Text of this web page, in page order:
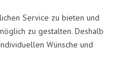
Service zu bieten und
zu gestalten. Deshalb
Wünsche und